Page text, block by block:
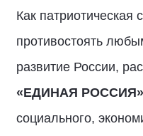
Как патриотическая
противостоять
развитие России,
«ЕДИНАЯ РОССИЯ»
социального,